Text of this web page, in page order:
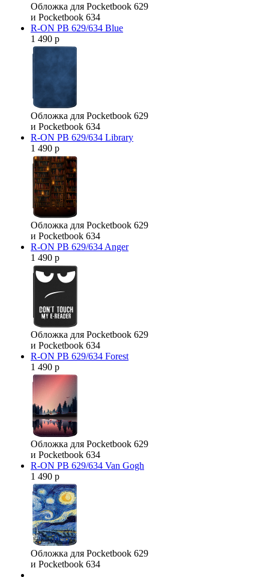
Обложка для Pocketbook 629
и Pocketbook 634
R-ON PB 629/634 Blue
1 490 р
Обложка для Pocketbook 629
и Pocketbook 634
R-ON PB 629/634 Library
1 490 р
Обложка для Pocketbook 629
и Pocketbook 634
R-ON PB 629/634 Anger
1 490 р
Обложка для Pocketbook 629
и Pocketbook 634
R-ON PB 629/634 Forest
1 490 р
Обложка для Pocketbook 629
и Pocketbook 634
R-ON PB 629/634 Van Gogh
1 490 р
Обложка для Pocketbook 629
и Pocketbook 634